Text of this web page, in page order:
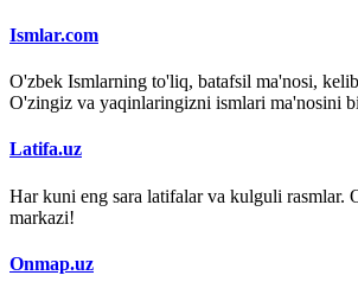
Ismlar.com
O'zbek Ismlarning to'liq, batafsil ma'nosi,
O'zingiz va yaqinlaringizni ismlari ma'nosini
Latifa.uz
Har kuni eng sara latifalar va kulguli rasmlar.
markazi!
Onmap.uz